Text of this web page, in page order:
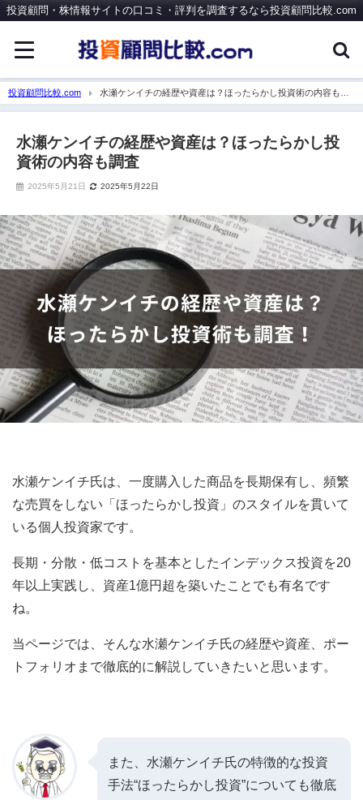
投資顧問・株情報サイトの口コミ・評判を調査するなら投資顧問比較.com
投資顧問比較.com
水瀬ケンイチの経歴や資産は？ほったらかし投資術の内容も調
査
水瀬ケンイチの経歴や資産は？ほったらかし投
資術の内容も調査
2025年5月21日 2025年5月22日
水瀬ケンイチ氏は、一度購入した商品を長期保有し、頻繁
な売買をしない「ほったらかし投資」のスタイルを貫いて
いる個人投資家です。
長期・分散・低コストを基本としたインデックス投資を20
年以上実践し、資産1億円超を築いたことでも有名です
ね。
当ページでは、そんな水瀬ケンイチ氏の経歴や資産、ポー
トフォリオまで徹底的に解説していきたいと思います。
また、水瀬ケンイチ氏の特徴的な投資
手法“ほったらかし投資”についても徹底